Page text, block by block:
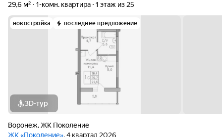
29,6 м²
1-комн. квартира 1 этаж из 25
новостройка последнее предложение
3D-тур
Воронеж,ЖК Поколение
ЖК «Поколение», 4 квартал 2026